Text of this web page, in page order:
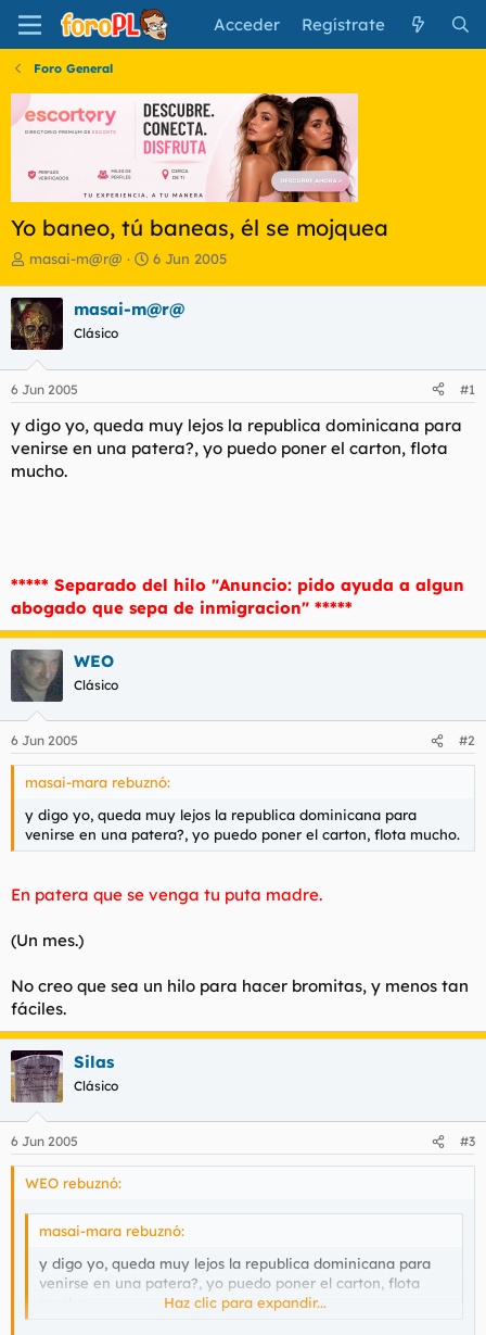
Acceder Regístrate
Foro General
Yo baneo, tú baneas, él se mojquea
I
i
c
i
a
d
o
d
e
l
masai-m@r@
F
h
e
i
c
6 Jun 2005
masai-m@r@
Clásico
6 Jun 2005 #1
y digo yo, queda muy lejos la republica dominicana para
venirse en una patera?, yo puedo poner el carton, flota
mucho.
***** Separado del hilo "Anuncio: pido ayuda a algun
abogado que sepa de inmigracion" *****
WEO
Clásico
6 Jun 2005 #2
masai-mara rebuznó:
y digo yo, queda muy lejos la republica dominicana para
venirse en una patera?, yo puedo poner el carton, flota mucho.
En patera que se venga tu puta madre.
(Un mes.)
No creo que sea un hilo para hacer bromitas, y menos tan
fáciles.
Silas
Clásico
6 Jun 2005 #3
WEO rebuznó:
masai-mara rebuznó:
y digo yo, queda muy lejos la republica dominicana para
venirse en una patera?, yo puedo poner el carton, flota
Haz clic para expandir...